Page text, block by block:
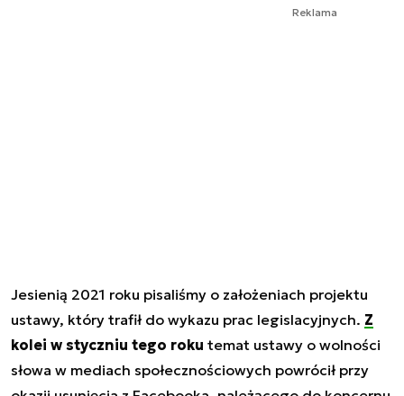
Reklama
Jesienią 2021 roku pisaliśmy o założeniach projektu
ustawy, który trafił do wykazu prac legislacyjnych. Z
kolei w styczniu tego roku temat ustawy o wolności
słowa w mediach społecznościowych powrócił przy